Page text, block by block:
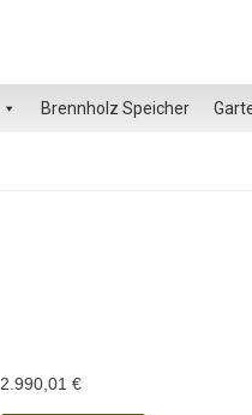
Brennholz Speicher
2.990,01€